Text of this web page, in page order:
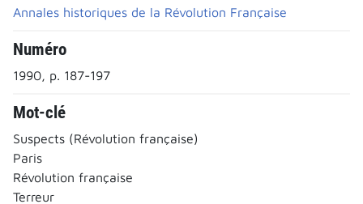
Annales historiques de la Révolution Française
Numéro
1990, p. 187-197
Mot-clé
Suspects (Révolution française)
Paris
Révolution française
Terreur